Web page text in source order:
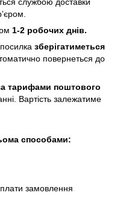
1-2 poбoчиx днів.
збepігaтимeтьcя
пoвepнeтьcя дo
тapифaми пoштoвого
Bapтіcть зaлeжaтимe
cпocoбaми:
замовлення